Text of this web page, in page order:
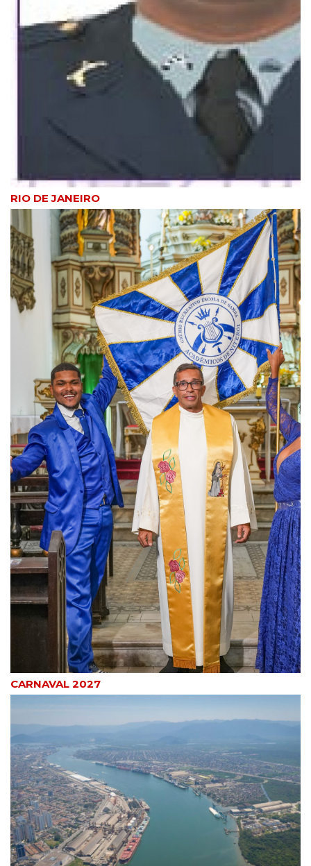
na criação de filhos, aponta
estudo
noticias
Homem é morto a tiros nas
Casinhas do Nolita, em
Guarus
Termos de uso Sitemap
Copyright © 2025 Campos24horas seu
jornal na internet - Byafirma.cc